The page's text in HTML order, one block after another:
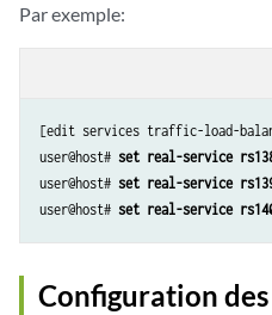
Par exemple:
[edit services traffic-load-
user@host# set real-service
user@host# set real-service
user@host# set real-service
Configuration